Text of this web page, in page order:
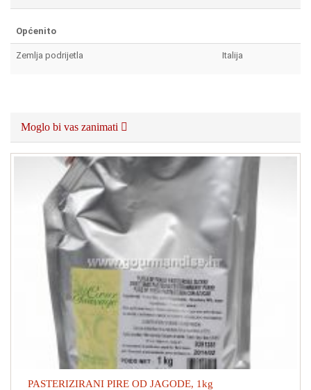
Općenito
Zemlja podrijetla Italija
Moglo bi vas zanimati
PASTERIZIRANI PIRE OD JAGODE, 1kg